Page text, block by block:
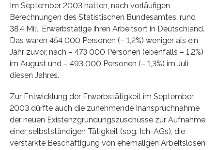
Im September 2003 hatten, nach vorläufigen
Berechnungen des Statistischen Bundesamtes, rund
38,4 Mill. Erwerbstätige ihren Arbeitsort in Deutschland.
Das waren 454 000 Personen (– 1,2%) weniger als ein
Jahr zuvor, nach – 473 000 Personen (ebenfalls – 1,2%)
im August und – 493 000 Personen (– 1,3%) im Juli
diesen Jahres.
Zur Entwicklung der Erwerbstätigkeit im September
2003 dürfte auch die zunehmende Inanspruchnahme
der neuen Existenzgründungszuschüsse zur Aufnahme
einer selbstständigen Tätigkeit (sog. Ich-AGs), die
verstärkte Beschäftigung von ehemaligen Arbeitslosen